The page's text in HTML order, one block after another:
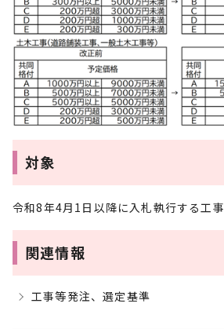
対象
令和8年4月1日以降に入札執行する工事
関連情報
工事等発注、選定基準